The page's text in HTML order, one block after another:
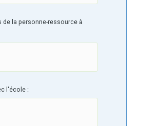
de la personne-ressource à
l'école :